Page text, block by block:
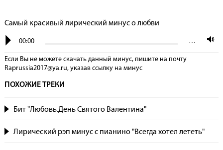
Самый красивый лирический минус о любви
00:00 …
Если Вы не можете скачать данный минус, пишите на почту
Raprussia2017@ya.ru, указав сcылку на минус
ПОХОЖИЕ ТРЕКИ
Бит "Любовь.День Святого Валентина"
Лирический рэп минус с пианино "Всегда хотел лететь"